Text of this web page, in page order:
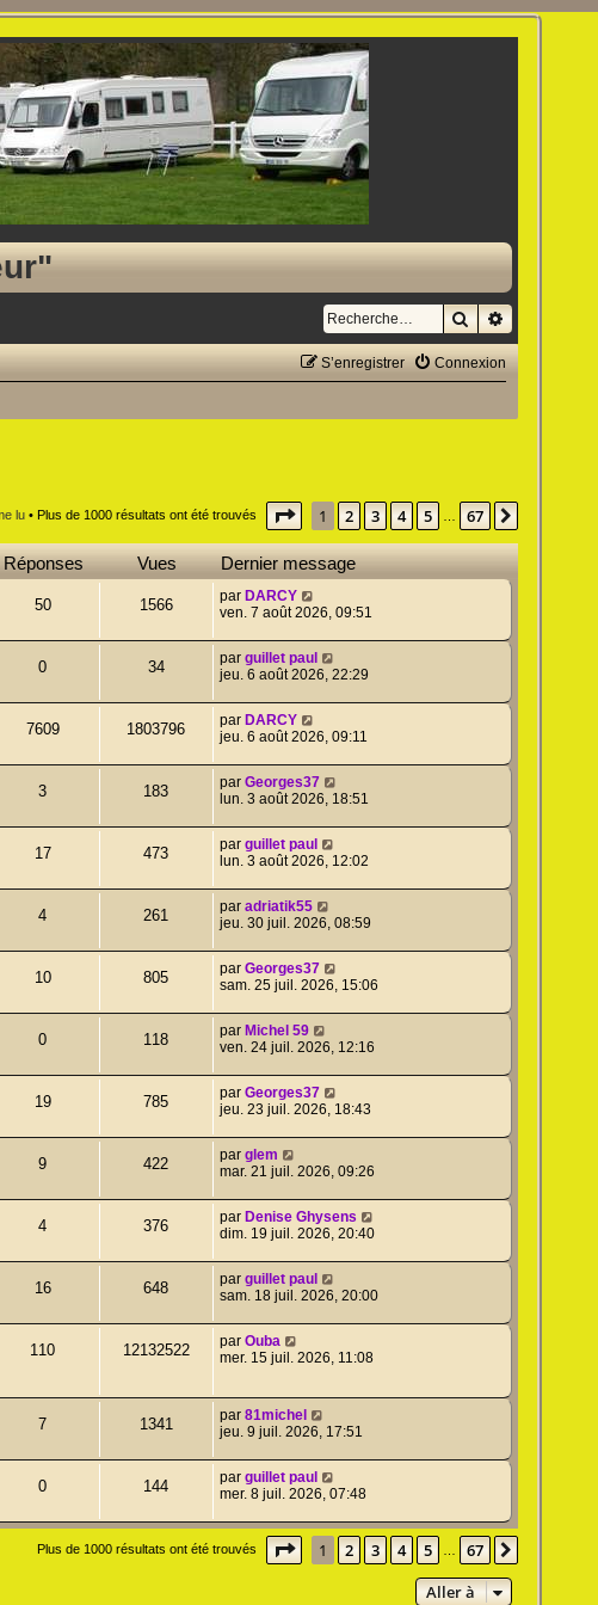
RechercherRecherche
Connexion
S’enregistrer
lu• Plus de 1000 résultats ont été trouvés Page 1sur67
1 2 3 4 5 67
Réponses Vues Dernier message
50 1566 par DARCY
ven. 7 août 2026, 09:51
0 34 par guillet paul
jeu. 6 août 2026, 22:29
7609 1803796 par DARCY
jeu. 6 août 2026, 09:11
3 183 par Georges37
lun. 3 août 2026, 18:51
17 473 par guillet paul
lun. 3 août 2026, 12:02
4 261 par adriatik55
jeu. 30 juil. 2026, 08:59
10 805 par Georges37
sam. 25 juil. 2026, 15:06
0 118 par Michel 59
ven. 24 juil. 2026, 12:16
19 785 par Georges37
jeu. 23 juil. 2026, 18:43
9 422 par glem
mar. 21 juil. 2026, 09:26
4 376 par Denise Ghysens
dim. 19 juil. 2026, 20:40
16 648 par guillet paul
sam. 18 juil. 2026, 20:00
110 12132522 par Ouba
mer. 15 juil. 2026, 11:08
7 1341 par 81michel
jeu. 9 juil. 2026, 17:51
0 144 par guillet paul
mer. 8 juil. 2026, 07:48
Plus de 1000 résultats ont été trouvés Page 1sur67
1 2 3 4 5 … 67
Aller à